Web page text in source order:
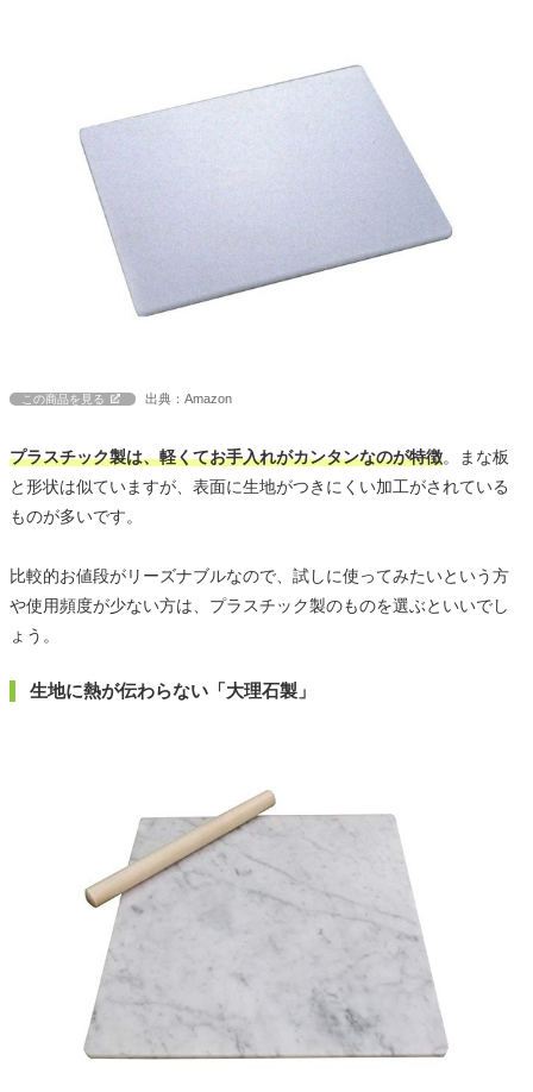
この商品を見る 出典：Amazon
プラスチック製は、軽くてお手入れがカンタンなのが特徴。まな板
と形状は似ていますが、表面に生地がつきにくい加工がされている
ものが多いです。
比較的お値段がリーズナブルなので、試しに使ってみたいという方
や使用頻度が少ない方は、プラスチック製のものを選ぶといいでし
ょう。
生地に熱が伝わらない「大理石製」